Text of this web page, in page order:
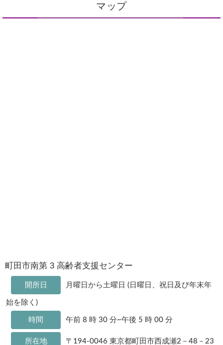
マップ
町田市南第 3 高齢者支援センター
開所日 月曜日から土曜日 (日曜日、祝日及び年末年
始を除く)
時間 午前 8 時 30 分~午後 5 時 00 分
所在地 〒194-0046 東京都町田市西成瀬2－48－23